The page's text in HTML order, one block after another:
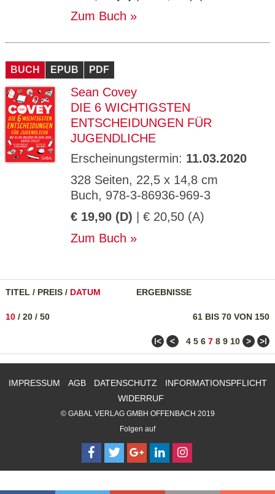
Zum Buch
BUCH EPUB PDF
Sean Covey
DIE 6 WICHTIGSTEN
ENTSCHEIDUNGEN FÜR
JUGENDLICHE
Erscheinungstermin: 11.03.2020
328 Seiten, 22,5 x 14,8 cm
Buch, 978-3-86936-969-3
€ 19,90 (D) | € 20,50 (A)
Zum Buch
TITEL / PREIS / DATUM ERGEBNISSE
61 BIS 70 VON 150
10 / 20 / 50
ǀ< < 4 5 6 7 8 9 10 > >ǀ
IMPRESSUM AGB DATENSCHUTZ
INFORMATIONSPFLICHT
WIDERRUF
© GABAL VERLAG GMBH OFFENBACH 2019
Folgen auf